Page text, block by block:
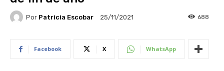
Por Patricia Escobar 25/11/2021 688
Facebook X WhatsApp